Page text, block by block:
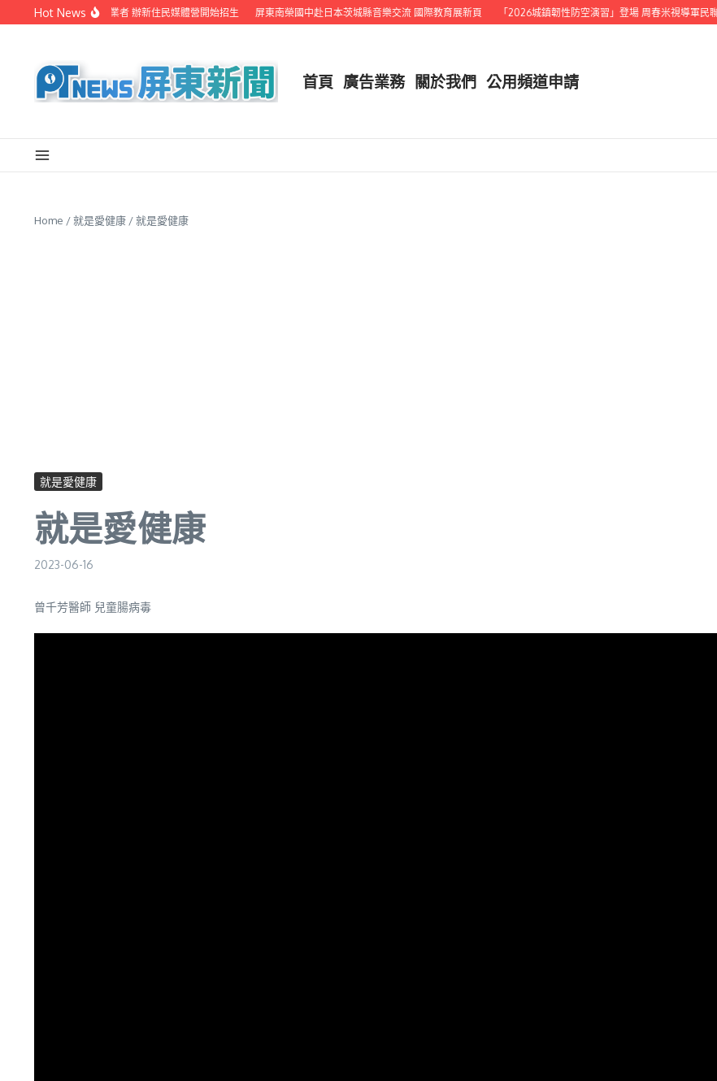
Skip to content
Hot News
屏縣府聯手在地電視業者 辦新住民媒體營開始招生 屏東南榮國中赴日本茨城縣音樂交流 國際教育展新頁 「2026城鎮韌性防空演習」登場 周春米視導軍民聯
首頁 廣告業務 關於我們 公用頻道申請
Home /就是愛健康 /就是愛健康
就是愛健康
就是愛健康
2023-06-16
曾千芳醫師 兒童腸病毒